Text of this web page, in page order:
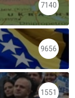
7140
9656
1551